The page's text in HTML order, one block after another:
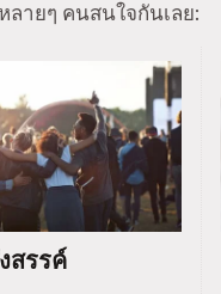
ายๆ คนสนใจกันเลย:
สรรค์